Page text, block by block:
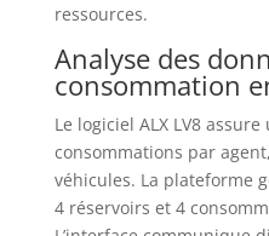
ressources.
Analyse des
consommation
Le logiciel ALX LV8
consommations par
véhicules. La plateforme
4 réservoirs et 4